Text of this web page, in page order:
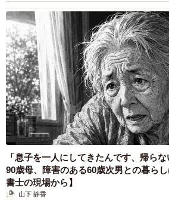
「息子を一人にしてきたんです、帰ら
90歳母、障害のある60歳次男との暮ら
書士の現場から】
山下 静香